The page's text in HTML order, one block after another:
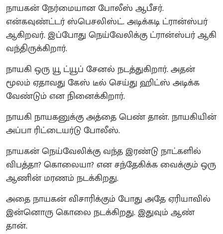
நாயகன் நேர்மையான போலீஸ் ஆபீசர்.
என்கவுண்ட்டர் ஸ்பெசலிஸ்ட். அடிக்கடி ட்ரான்ஸ்பர்
ஆகிறவர். இப்போது நெய்வேலிக்கு ட்ரான்ஸ்பர் ஆகி
வந்திருக்கிறார்.
நாயகி ஒரு யூ ட்யூப் சேனல் நடத்துகிறார். அதன்
மூலம் ஏதாவது கேஸ் டீல் செய்து ஹிட்ஸ் அடிக்க
வேண்டும் என நினைக்கிறார்.
நாயகி நாயகனுக்கு அத்தை பெண் தான். நாயகியின்
அப்பா ரிட்டையர்டு போலீஸ்.
நாயகன் நெய்வேலிக்கு வந்த இரண்டு நாட்களில்
விபத்தா? கொலையா? என சந்தேகிக்க வைக்கும் ஒரு
ஆணின் மரணம் நடக்கிறது.
அதை நாயகன் விசாரிக்கும் போது அதே ஏரியாவில்
இன்னொரு கொலை நடக்கிறது. இதுவும் ஆண்
தான்.